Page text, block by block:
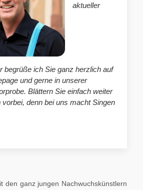
aktueller
begrüße ich Sie ganz herzlich auf
und gerne in unserer
Blättern Sie einfach weiter
denn bei uns macht Singen
den ganz jungen Nachwuchskünstlern